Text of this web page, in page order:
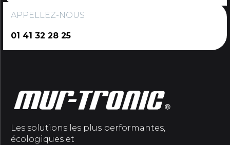
APPELLEZ-NOUS
01 41 32 28 25
Les solutions les plus performantes,
écologiques et